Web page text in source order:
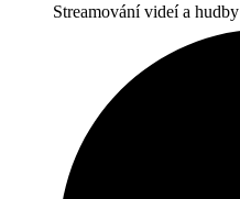
Streamování videí a hudby